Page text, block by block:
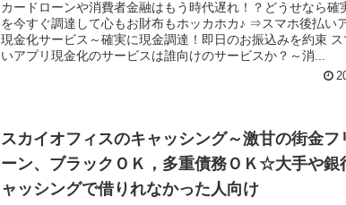
カードローンや消費者金融はもう時代遅れ！？どうせなら確
を今すぐ調達して心もお財布もホッカホカ♪ ⇒スマホ後払い
現金化サービス～確実に現金調達！即日のお振込みを約束
いアプリ現金化のサービスは誰向けのサービスか？～消...
スカイオフィスのキャッシング～激甘の街金フ
ーン、ブラックＯＫ，多重債務ＯＫ☆大手や銀
ャッシングで借りれなかった人向け